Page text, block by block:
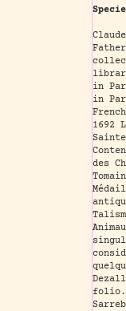
in
in
1692
des
folio.